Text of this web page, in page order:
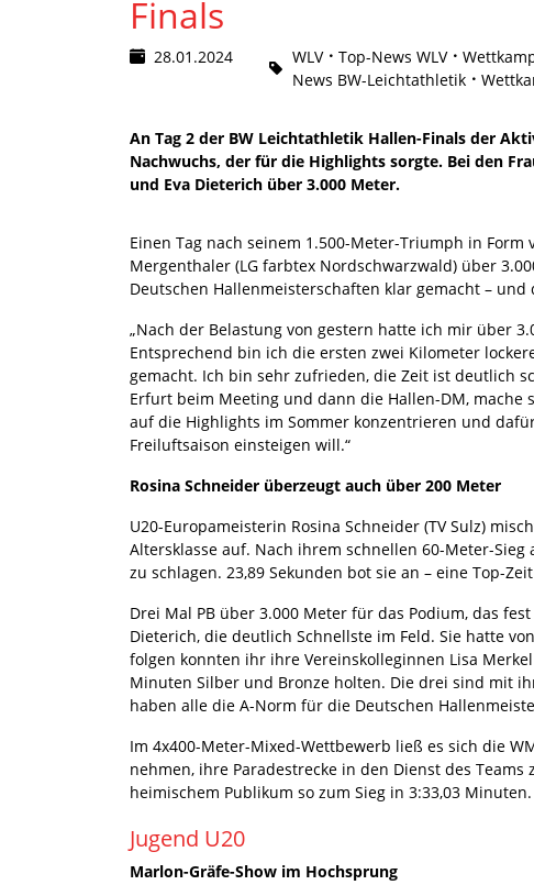
Finals
28.01.2024 WLV Top-News WLV
News BW-Leichtathletik
An Tag 2 der BW Leichtathletik Hallen-Finals der
Nachwuchs, der für die Highlights sorgte. Bei den
und Eva Dieterich über 3.000 Meter.
Einen Tag nach seinem 1.500-Meter-Triumph in
Mergenthaler (LG farbtex Nordschwarzwald) über
Deutschen Hallenmeisterschaften klar gemacht –
„Nach der Belastung von gestern hatte ich mir über
Entsprechend bin ich die ersten zwei Kilometer
gemacht. Ich bin sehr zufrieden, die Zeit ist deutlich
Erfurt beim Meeting und dann die Hallen-DM, mache
auf die Highlights im Sommer konzentrieren und
Freiluftsaison einsteigen will.“
Rosina Schneider überzeugt auch über 200 Meter
U20-Europameisterin Rosina Schneider (TV Sulz)
Altersklasse auf. Nach ihrem schnellen 60-Meter-
zu schlagen. 23,89 Sekunden bot sie an – eine Top-
Drei Mal PB über 3.000 Meter für das Podium, das
Dieterich, die deutlich Schnellste im Feld. Sie hatte
folgen konnten ihr ihre Vereinskolleginnen Lisa
Minuten Silber und Bronze holten. Die drei sind mit
haben alle die A-Norm für die Deutschen
Im 4x400-Meter-Mixed-Wettbewerb ließ es sich die
nehmen, ihre Paradestrecke in den Dienst des
heimischem Publikum so zum Sieg in 3:33,03 Minuten.
Jugend U20
Marlon-Gräfe-Show im Hochsprung